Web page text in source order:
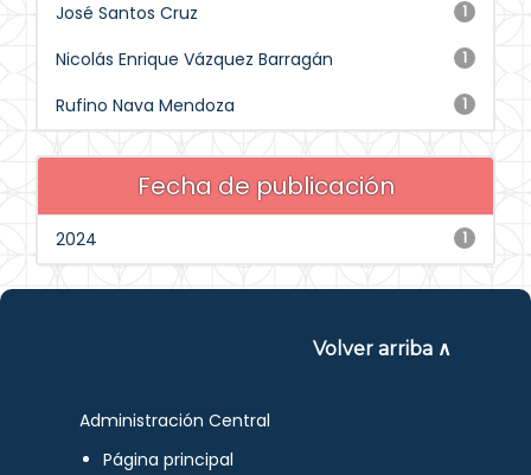
1
José Santos Cruz
1
Nicolás Enrique Vázquez Barragán
1
Rufino Nava Mendoza
Fecha de publicación
1
2024
Volver arriba ∧
Administración Central
Página principal